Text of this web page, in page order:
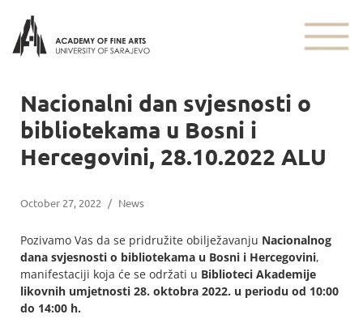
Nacionalni dan svjesnosti o
bibliotekama u Bosni i
Hercegovini, 28.10.2022 ALU
October 27, 2022 / News
Pozivamo Vas da se pridružite obilježavanju Nacionalnog
dana svjesnosti o bibliotekama u Bosni i Hercegovini,
manifestaciji koja će se održati u Biblioteci Akademije
likovnih umjetnosti 28. oktobra 2022. u periodu od 10:00
do 14:00 h.